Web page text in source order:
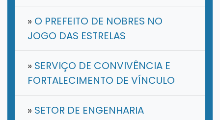
» O PREFEITO DE NOBRES NO
JOGO DAS ESTRELAS
» SERVIÇO DE CONVIVÊNCIA E
FORTALECIMENTO DE VÍNCULO
» SETOR DE ENGENHARIA